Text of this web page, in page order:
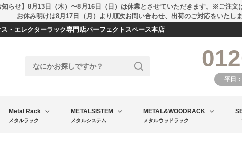
知らせ】8月13日（木）〜8月16日（日）は休業とさせていただきます。※ご注文
お休み明けは8月17日（月）より順次お問い合わせ、出荷のご対応をいたしま
・エレクターラック専門店パーフェクトスペース本店
平日
Metal Rack
メタルラック
METALSISTEM
メタルシステム
METAL&WOODRACK
メタルウッドラック